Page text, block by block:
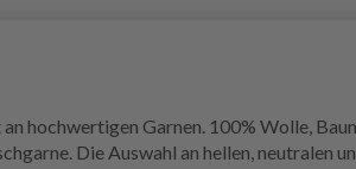
hochwertigen Garnen. 100% Wolle,
Die Auswahl an hellen, neutralen